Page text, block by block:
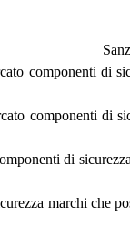
componenti di
componenti di
di
marchi che